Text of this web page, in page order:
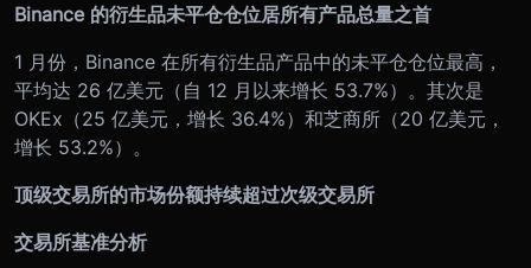
Binance 的衍生品未平仓仓位居所有产品总量之首
1 月份，Binance 在所有衍生品产品中的未平仓仓位最高，
平均达 26 亿美元（自 12 月以来增长 53.7%）。其次是
OKEx（25 亿美元，增长 36.4%）和芝商所（20 亿美元，
增长 53.2%）。
顶级交易所的市场份额持续超过次级交易所
交易所基准分析